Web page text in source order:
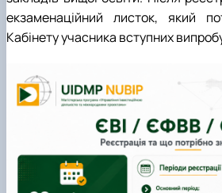
екзаменаційний листок, який
Кабінету учасника вступних